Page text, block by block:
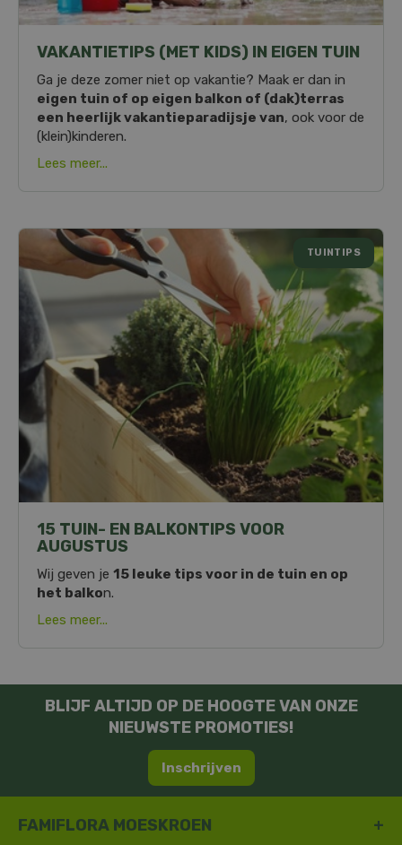
VAKANTIETIPS (MET KIDS) IN EIGEN TUIN
Ga je deze zomer niet op vakantie? Maak er dan in
eigen tuin of op eigen balkon of (dak)terras
een heerlijk vakantieparadijsje van, ook voor de
(klein)kinderen.
Lees meer...
15 TUIN- EN BALKONTIPS VOOR
AUGUSTUS
TUINTIPS
Wij geven je 15 leuke tips voor in de tuin en op
het balkon.
Lees meer...
BLIJF ALTIJD OP DE HOOGTE VAN ONZE
NIEUWSTE PROMOTIES!
Inschrijven
FAMIFLORA MOESKROEN